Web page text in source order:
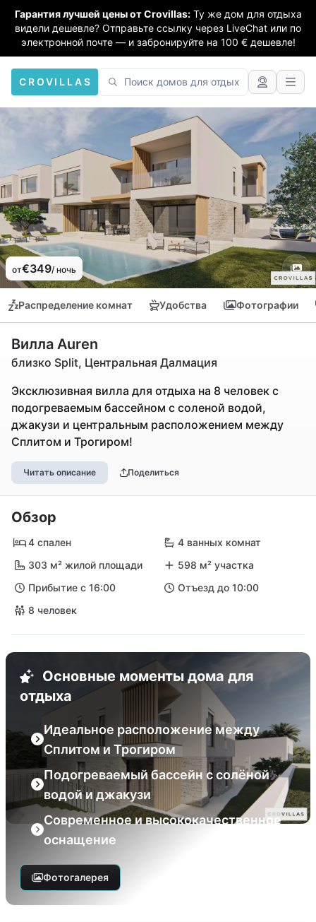
Гарантия лучшей цены от Crovillas: Ту же дом для отдыха
видели дешевле? Отправьте ссылку через LiveChat или по
электронной почте — и забронируйте на 100 € дешевле!
CROVILLAS
от€349/ ночь
Распределение комнат Удобства Фотографии
Вилла Auren
близко Split, Центральная Далмация
Эксклюзивная вилла для отдыха на 8 человек с
подогреваемым бассейном с соленой водой,
джакузи и центральным расположением между
Сплитом и Трогиром!
Читать описание Поделиться
Обзор
4 спален
4 ванных комнат
303 м² жилой площади
598 м² участка
Прибытие с 16:00
Отъезд до 10:00
8 человек
Основные моменты дома для
отдыха
Идеальное расположение между
Сплитом и Трогиром
Подогреваемый бассейн с солёной
водой и джакузи
Современное и высококачественное
оснащение
Фотогалерея